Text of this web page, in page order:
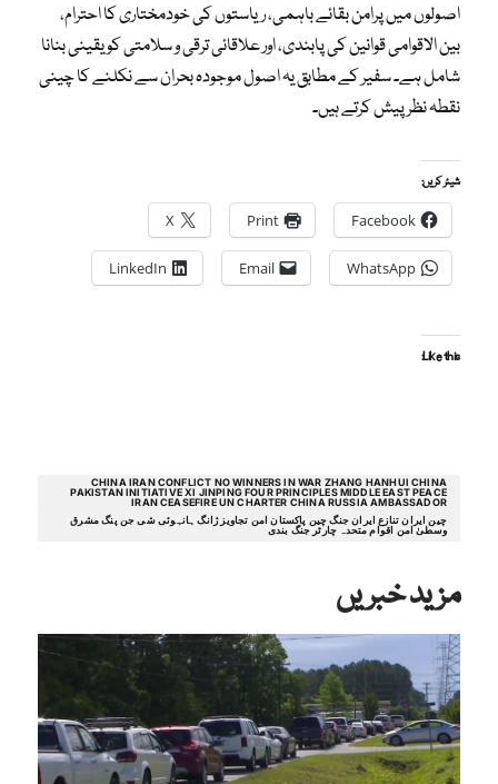
اصولوں میں پرامن بقائے باہمی، ریاستوں کی خودمختاری کا احترام،
بین الاقوامی قوانین کی پابندی، اور علاقائی ترقی و سلامتی کو یقینی بنانا
شامل ہے۔ سفیر کے مطابق یہ اصول موجودہ بحران سے نکلنے کا چینی
نقطہ نظر پیش کرتے ہیں۔
شیئر کریں:
Facebook
Print
X
WhatsApp
Email
LinkedIn
Like this:
CHINA IRAN CONFLICT NO WINNERS IN WAR ZHANG HANHUI CHINA
PAKISTAN INITIATIVE XI JINPING FOUR PRINCIPLES MIDDLE EAST PEACE
IRAN CEASEFIRE UN CHARTER CHINA RUSSIA AMBASSADOR
چین ایران تنازع ایران جنگ چین پاکستان امن تجاویز ژانگ ہانہوئی شی جن پنگ مشرق
وسطیٰ امن اقوام متحدہ چارٹر جنگ بندی
مزید خبریں